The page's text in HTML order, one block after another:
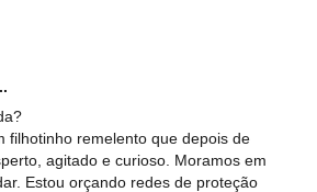
filhotinho remelento que depois de
agitado e curioso. Moramos em
Estou orçando redes de proteção